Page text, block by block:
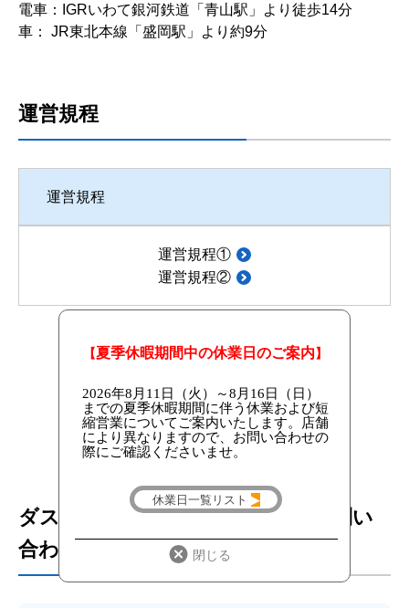
電車：IGRいわて銀河鉄道「青山駅」より徒歩14分
車： JR東北本線「盛岡駅」より約9分
運営規程
運営規程
運営規程①
運営規程②
店舗TOPへ戻る
ダスキンヘルスレントに関するお問い
合わせ窓口